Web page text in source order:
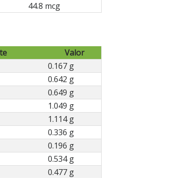
44.8 mcg
Valor
0.167 g
0.642 g
0.649 g
1.049 g
1.114 g
0.336 g
0.196 g
0.534 g
0.477 g